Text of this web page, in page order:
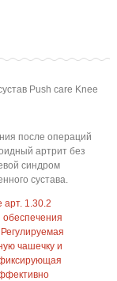
Push care Knee
после операций
артрит без
синдром
сустава.
арт. 1.30.2
чашечку и